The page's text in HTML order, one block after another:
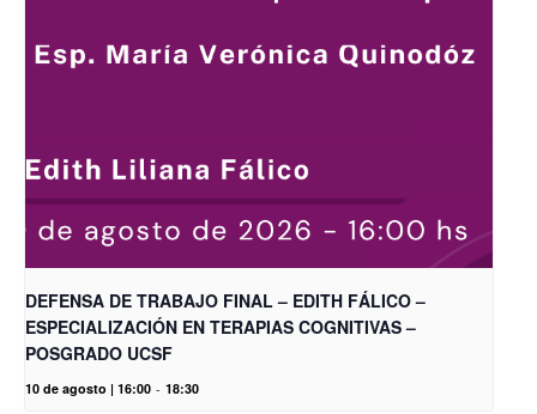
DEFENSA DE TRABAJO FINAL – EDITH FÁLICO –
ESPECIALIZACIÓN EN TERAPIAS COGNITIVAS –
POSGRADO UCSF
10 de agosto | 16:00 - 18:30